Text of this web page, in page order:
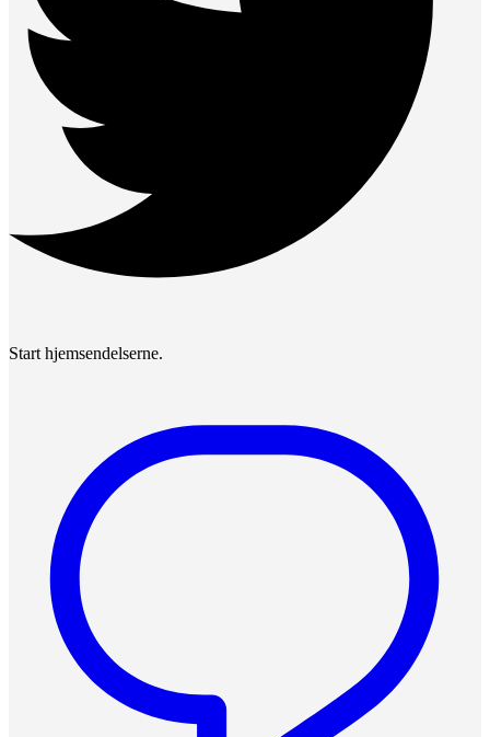
Start hjemsendelserne.